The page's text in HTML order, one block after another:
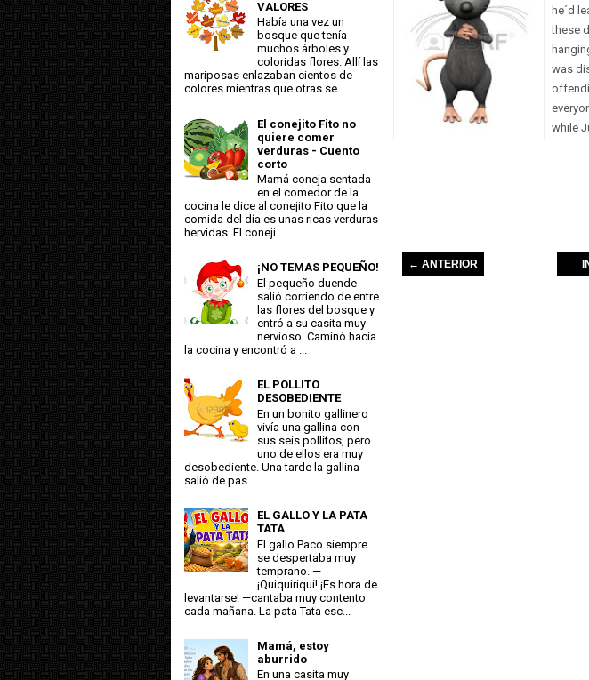
he´d
these
was
while
← ANTERIOR
VALORES
Había una vez un
bosque que tenía
muchos árboles y
coloridas flores. Allí las
mariposas enlazaban cientos de
colores mientras que otras se ...
El conejito Fito no
quiere comer
verduras - Cuento
corto
Mamá coneja sentada
en el comedor de la
cocina le dice al conejito Fito que la
comida del día es unas ricas verduras
hervidas. El coneji...
¡NO TEMAS PEQUEÑO!
El pequeño duende
salió corriendo de entre
las flores del bosque y
entró a su casita muy
nervioso. Caminó hacia
la cocina y encontró a ...
EL POLLITO
DESOBEDIENTE
En un bonito gallinero
vivía una gallina con
sus seis pollitos, pero
uno de ellos era muy
desobediente. Una tarde la gallina
salió de pas...
EL GALLO Y LA PATA
TATA
El gallo Paco siempre
se despertaba muy
temprano. —
¡Quiquiriquí! ¡Es hora de
levantarse! —cantaba muy contento
cada mañana. La pata Tata esc...
Mamá, estoy
aburrido
En una casita muy